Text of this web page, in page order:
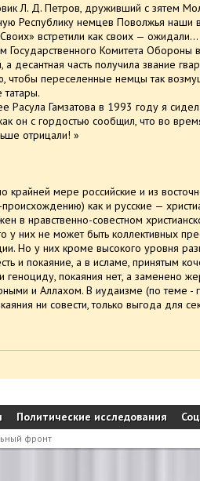
Л. Д. Петров, друживший с зятем
Республику немцев Поволжья наши
встретили как своих — ожидали...
Государственного Комитета Обороны
а десантная часть получила звание
чтобы переселенные немцы так
татары.
Расула Гамзатова в 1993 году я
он с гордостью сообщил, что во
отрицали! »
крайней мере российские и из
происхождению) как и русские —
в нравственно-совестном
у них не может быть коллективных
Но у них кроме высокого уровня
и покаяние, а в исламе, принятым
геноциду, покаяния нет, а заменено
и Аллахом. В иудаизме (по теме -
ни совести, только выгода для
Политические исследования
фронт